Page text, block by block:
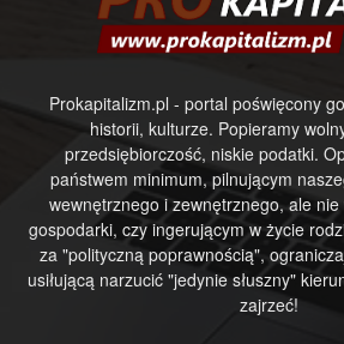
Prokapitalizm.pl - portal poświęcony
historii, kulturze. Popieramy
przedsiębiorczość, niskie podatki.
państwem minimum, pilnującym
wewnętrznego i zewnętrznego, ale
gospodarki, czy ingerującym w życie
za "polityczną poprawnością",
usiłującą narzucić "jedynie słuszny"
zajrzeć!